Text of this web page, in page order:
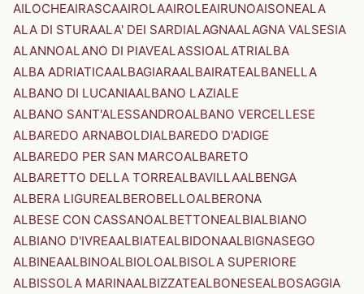
AILOCHEAIRASCAAIROLAAIROLEAIRUNOAISONEALA
ALA DI STURAALA' DEI SARDIALAGNAALAGNA VALSESIA
ALANNOALANO DI PIAVEALASSIOALATRIALBA
ALBA ADRIATICAALBAGIARAALBAIRATEALBANELLA
ALBANO DI LUCANIAALBANO LAZIALE
ALBANO SANT'ALESSANDROALBANO VERCELLESE
ALBAREDO ARNABOLDIALBAREDO D'ADIGE
ALBAREDO PER SAN MARCOALBARETO
ALBARETTO DELLA TORREALBAVILLAALBENGA
ALBERA LIGUREALBEROBELLOALBERONA
ALBESE CON CASSANOALBETTONEALBIALBIANO
ALBIANO D'IVREAALBIATEALBIDONAALBIGNASEGO
ALBINEAALBINOALBIOLOALBISOLA SUPERIORE
ALBISSOLA MARINAALBIZZATEALBONESEALBOSAGGIA